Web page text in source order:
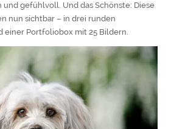
und gefühlvoll. Und das Schönste: Diese
nun sichtbar – in drei runden
einer Portfoliobox mit 25 Bildern.